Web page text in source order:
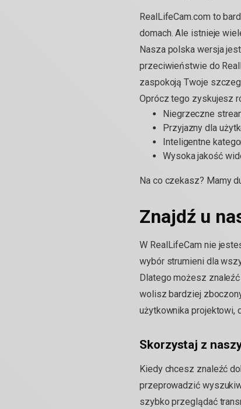
RealLifeCam.com to
domach. Ale istnieje
Nasza polska wersja
przeciwieństwie do
zaspokoją Twoje
Oprócz tego zyskujesz
Niegrzeczne
Przyjazny dla
Inteligentne
Wysoka jakość
Na co czekasz? Mamy
Znajdź u
W RealLifeCam nie
wybór strumieni dla
Dlatego możesz
wolisz bardziej
użytkownika projektowi,
Skorzystaj z
Kiedy chcesz znaleźć
przeprowadzić
szybko przeglądać